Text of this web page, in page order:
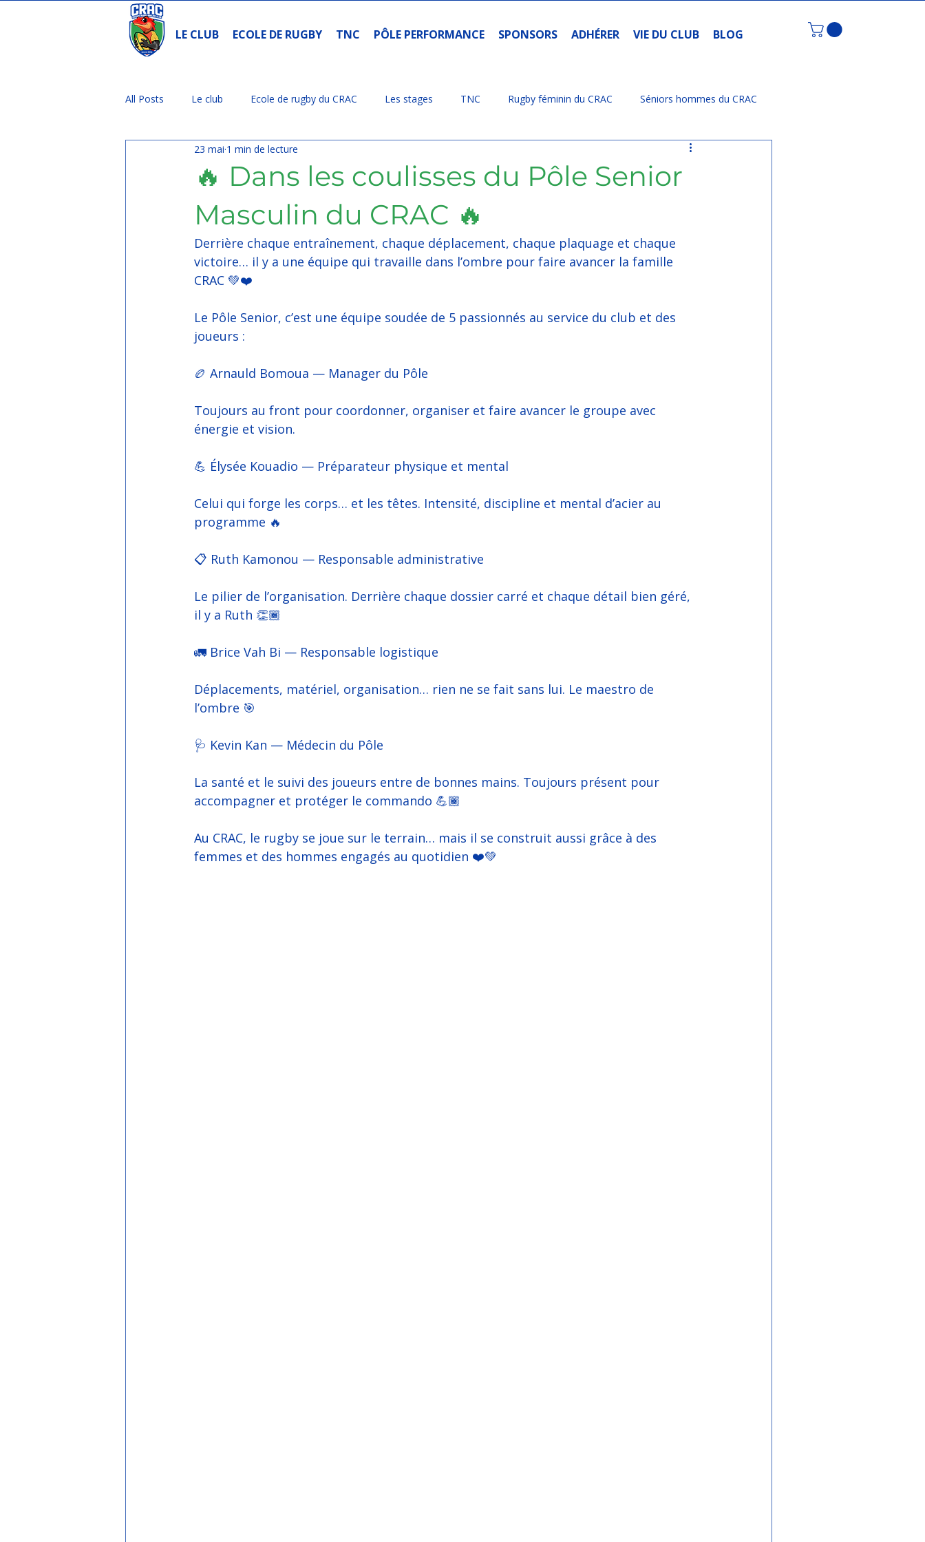
LE CLUB ECOLE DE RUGBY TNC PÔLE PERFORMANCE SPONSORS ADHÉRER VIE DU CLUB BLOG
All Posts Le club Ecole de rugby du CRAC Les stages TNC Rugby féminin du CRAC Séniors hommes du CRAC
Akoulanta Anniversaire
🔥 Dans les coulisses du Pôle Senior
Masculin du CRAC 🔥
23 mai 1 min de lecture
Derrière chaque entraînement, chaque déplacement, chaque plaquage et chaque
victoire… il y a une équipe qui travaille dans l’ombre pour faire avancer la famille
CRAC 💚❤️
Le Pôle Senior, c’est une équipe soudée de 5 passionnés au service du club et des
joueurs :
🏉 Arnauld Bomoua — Manager du Pôle
Toujours au front pour coordonner, organiser et faire avancer le groupe avec
énergie et vision.
💪 Élysée Kouadio — Préparateur physique et mental
Celui qui forge les corps… et les têtes. Intensité, discipline et mental d’acier au
programme 🔥
📋 Ruth Kamonou — Responsable administrative
Le pilier de l’organisation. Derrière chaque dossier carré et chaque détail bien géré,
il y a Ruth 👏🏾
🚛 Brice Vah Bi — Responsable logistique
Déplacements, matériel, organisation… rien ne se fait sans lui. Le maestro de
l’ombre 🎯
🩺 Kevin Kan — Médecin du Pôle
La santé et le suivi des joueurs entre de bonnes mains. Toujours présent pour
accompagner et protéger le commando 💪🏾
Au CRAC, le rugby se joue sur le terrain… mais il se construit aussi grâce à des
femmes et des hommes engagés au quotidien ❤️💚